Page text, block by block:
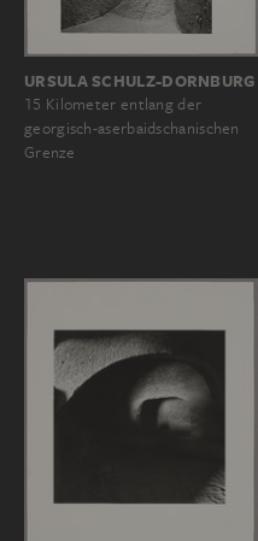
URSULA SCHULZ-DORNBURG
15 Kilometer entlang der
georgisch-aserbaidschanischen
Grenze